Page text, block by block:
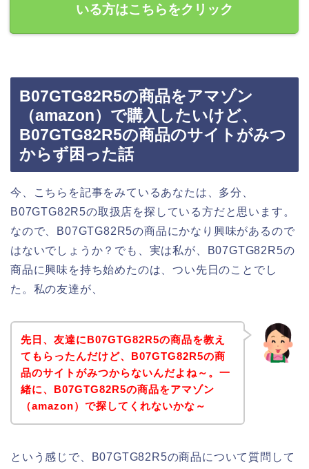
いる方はこちらをクリック
B07GTG82R5の商品をアマゾン
（amazon）で購入したいけど、
B07GTG82R5の商品のサイトがみつ
からず困った話
今、こちらを記事をみているあなたは、多分、
B07GTG82R5の取扱店を探している方だと思います。
なので、B07GTG82R5の商品にかなり興味があるので
はないでしょうか？でも、実は私が、B07GTG82R5の
商品に興味を持ち始めたのは、つい先日のことでし
た。私の友達が、
先日、友達にB07GTG82R5の商品を教え
てもらったんだけど、B07GTG82R5の商
品のサイトがみつからないんだよね～。一
緒に、B07GTG82R5の商品をアマゾン
（amazon）で探してくれないかな～
という感じで、B07GTG82R5の商品について質問して